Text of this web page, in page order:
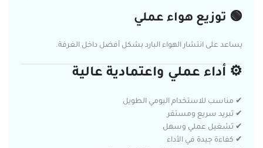
🟢 توزيع هواء عملي
يساعد على انتشار الهواء البارد بشكل أفضل داخل الغرفة.
⚙️ أداء عملي واعتمادية عالية
✔ مناسب للاستخدام اليومي الطويل
✔ تبريد سريع ومستقر
✔ تشغيل عملي وسهل
✔ كفاءة جيدة في الأداء